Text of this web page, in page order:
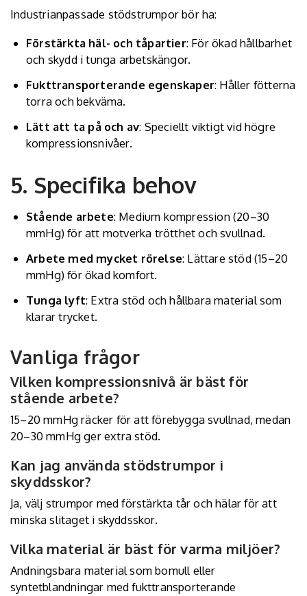
Industrianpassade stödstrumpor bör ha:
Förstärkta häl- och tåpartier: För ökad hållbarhet
och skydd i tunga arbetskängor.
Fukttransporterande egenskaper: Håller fötterna
torra och bekväma.
Lätt att ta på och av: Speciellt viktigt vid högre
kompressionsnivåer.
5. Specifika behov
Stående arbete: Medium kompression (20–30
mmHg) för att motverka trötthet och svullnad.
Arbete med mycket rörelse: Lättare stöd (15–20
mmHg) för ökad komfort.
Tunga lyft: Extra stöd och hållbara material som
klarar trycket.
Vanliga frågor
Vilken kompressionsnivå är bäst för
stående arbete?
15–20 mmHg räcker för att förebygga svullnad, medan
20–30 mmHg ger extra stöd.
Kan jag använda stödstrumpor i
skyddsskor?
Ja, välj strumpor med förstärkta tår och hälar för att
minska slitaget i skyddsskor.
Vilka material är bäst för varma miljöer?
Andningsbara material som bomull eller
syntetblandningar med fukttransporterande